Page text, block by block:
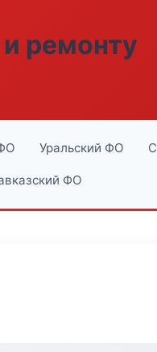
ремонту
Уральский ФО
ФО